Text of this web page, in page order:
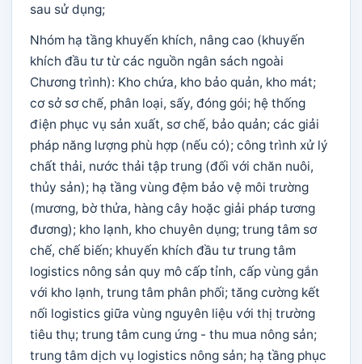
sau sử dụng;
Nhóm hạ tầng khuyến khích, nâng cao (khuyến
khích đầu tư từ các nguồn ngân sách ngoài
Chương trình): Kho chứa, kho bảo quản, kho mát;
cơ sở sơ chế, phân loại, sấy, đóng gói; hệ thống
điện phục vụ sản xuất, sơ chế, bảo quản; các giải
pháp năng lượng phù hợp (nếu có); công trình xử lý
chất thải, nước thải tập trung (đối với chăn nuôi,
thủy sản); hạ tầng vùng đệm bảo vệ môi trường
(mương, bờ thửa, hàng cây hoặc giải pháp tương
đương); kho lạnh, kho chuyên dụng; trung tâm sơ
chế, chế biến; khuyến khích đầu tư trung tâm
logistics nông sản quy mô cấp tỉnh, cấp vùng gắn
với kho lạnh, trung tâm phân phối; tăng cường kết
nối logistics giữa vùng nguyên liệu với thị trường
tiêu thụ; trung tâm cung ứng - thu mua nông sản;
trung tâm dịch vụ logistics nông sản; hạ tầng phục